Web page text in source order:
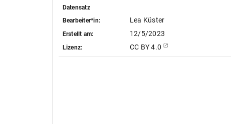
Datensatz
Bearbeiter*in:
Lea Küster
Erstellt am: 12/5/2023
Lizenz: CC BY 4.0